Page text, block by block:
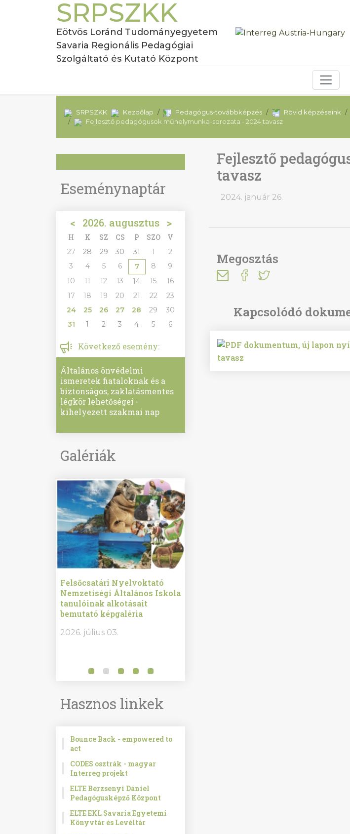
SRPSZKK
Eötvös Loránd Tudományegyetem
Savaria Regionális Pedagógiai
Szolgáltató és Kutató Központ
SRPSZKK Kezdőlap Pedagógus-továbbképzés Rövid képzéseink
Fejlesztő pedagógusok műhelymunka-sorozata - 2024 tavasz
Eseménynaptár
< 2026. augusztus >
H K SZ CS P SZO V
27 28 29 30 31 1
2
3
4 5 6 7 8
9
10
11 12 13 14 15
16
17
18 19 20 21 22
23
24
25 26 27 28 29
30
31
1 2 3 4 5 6
Következő esemény:
Általános önvédelmi
ismeretek fiataloknak és a
biztonságos, zaklatásmentes
légkör lehetőségei -
kihelyezett szakmai nap
Galériák
Felsőcsatári Nyelvoktató
Nemzetiségi Általános Iskola
tanulóinak alkotásait
bemutató képgaléria
2026. július 03.
Hasznos linkek
Bounce Back - empowered to
act
CODES osztrák - magyar
Interreg projekt
ELTE Berzsenyi Dániel
Pedagógusképző Központ
ELTE EKL Savaria Egyetemi
Könyvtár és Levéltár
Fejlesztő
tavasz
2024. január 26.
Megosztás
tavasz